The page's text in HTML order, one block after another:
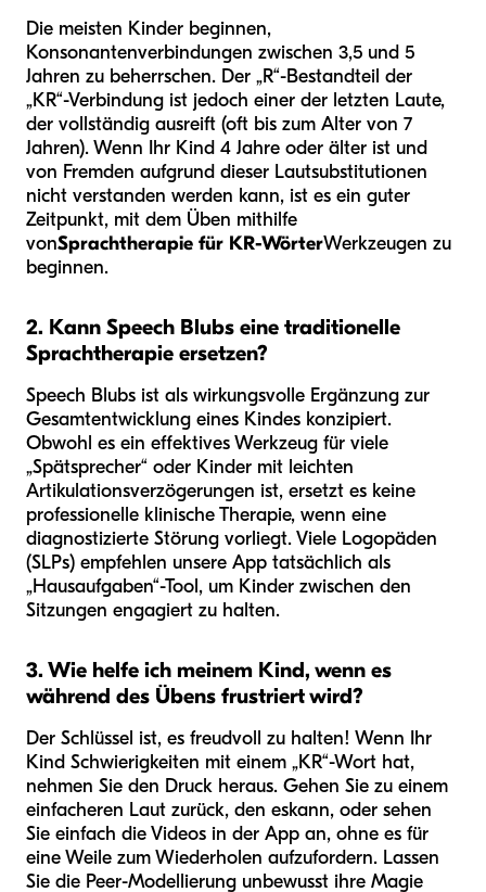
Die meisten Kinder beginnen,
Konsonantenverbindungen zwischen 3,5 und 5
Jahren zu beherrschen. Der „R“-Bestandteil der
„KR“-Verbindung ist jedoch einer der letzten Laute,
der vollständig ausreift (oft bis zum Alter von 7
Jahren). Wenn Ihr Kind 4 Jahre oder älter ist und
von Fremden aufgrund dieser Lautsubstitutionen
nicht verstanden werden kann, ist es ein guter
Zeitpunkt, mit dem Üben mithilfe
vonSprachtherapie für KR-WörterWerkzeugen zu
beginnen.
2. Kann Speech Blubs eine traditionelle
Sprachtherapie ersetzen?
Speech Blubs ist als wirkungsvolle Ergänzung zur
Gesamtentwicklung eines Kindes konzipiert.
Obwohl es ein effektives Werkzeug für viele
„Spätsprecher“ oder Kinder mit leichten
Artikulationsverzögerungen ist, ersetzt es keine
professionelle klinische Therapie, wenn eine
diagnostizierte Störung vorliegt. Viele Logopäden
(SLPs) empfehlen unsere App tatsächlich als
„Hausaufgaben“-Tool, um Kinder zwischen den
Sitzungen engagiert zu halten.
3. Wie helfe ich meinem Kind, wenn es
während des Übens frustriert wird?
Der Schlüssel ist, es freudvoll zu halten! Wenn Ihr
Kind Schwierigkeiten mit einem „KR“-Wort hat,
nehmen Sie den Druck heraus. Gehen Sie zu einem
einfacheren Laut zurück, den eskann, oder sehen
Sie einfach die Videos in der App an, ohne es für
eine Weile zum Wiederholen aufzufordern. Lassen
Sie die Peer-Modellierung unbewusst ihre Magie